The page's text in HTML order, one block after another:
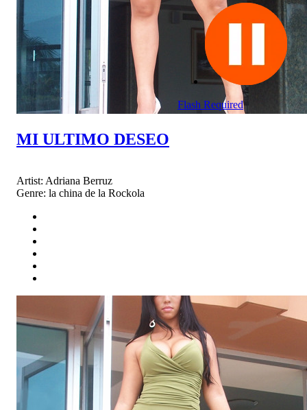
Flash Required
MI ULTIMO DESEO
Artist: Adriana Berruz
Genre: la china de la Rockola